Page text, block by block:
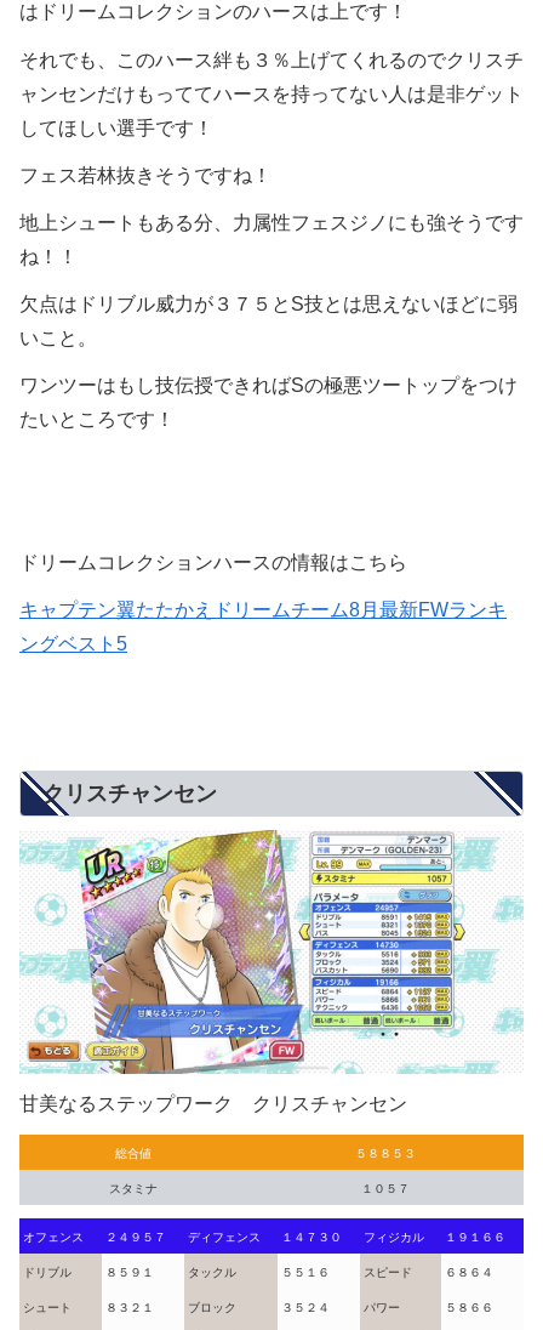
はドリームコレクションのハースは上です！
それでも、このハース絆も３％上げてくれるのでクリスチ
ャンセンだけもっててハースを持ってない人は是非ゲット
してほしい選手です！
フェス若林抜きそうですね！
地上シュートもある分、力属性フェスジノにも強そうです
ね！！
欠点はドリブル威力が３７５とS技とは思えないほどに弱
いこと。
ワンツーはもし技伝授できればSの極悪ツートップをつけ
たいところです！
ドリームコレクションハースの情報はこちら
キャプテン翼たたかえドリームチーム8月最新FWランキ
ングベスト5
クリスチャンセン
甘美なるステップワーク クリスチャンセン
総合値 ５８８５３
スタミナ １０５７
オフェンス ２４９５７ ディフェンス １４７３０ フィジカル １９１６６
ドリブル ８５９１ タックル ５５１６ スピード ６８６４
シュート ８３２１ ブロック ３５２４ パワー ５８６６